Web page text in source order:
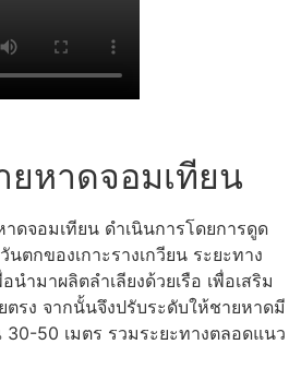
ยหาดจอมเทียน
ดจอมเทียน ดำเนินการโดยการดูด
ตกของเกาะรางเกวียน ระยะทาง
ำมาผลิตลำเลียงด้วยเรือ เพื่อเสริม
ตรง จากนั้นจึงปรับระดับให้ชายหาดมี
50 เมตร รวมระยะทางตลอดแนว